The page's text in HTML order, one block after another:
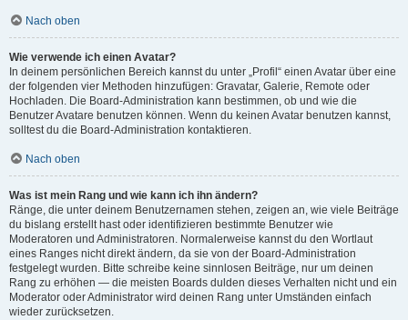
Nach oben
Wie verwende ich einen Avatar?
In deinem persönlichen Bereich kannst du unter „Profil“ einen Avatar über eine
der folgenden vier Methoden hinzufügen: Gravatar, Galerie, Remote oder
Hochladen. Die Board-Administration kann bestimmen, ob und wie die
Benutzer Avatare benutzen können. Wenn du keinen Avatar benutzen kannst,
solltest du die Board-Administration kontaktieren.
Nach oben
Was ist mein Rang und wie kann ich ihn ändern?
Ränge, die unter deinem Benutzernamen stehen, zeigen an, wie viele Beiträge
du bislang erstellt hast oder identifizieren bestimmte Benutzer wie
Moderatoren und Administratoren. Normalerweise kannst du den Wortlaut
eines Ranges nicht direkt ändern, da sie von der Board-Administration
festgelegt wurden. Bitte schreibe keine sinnlosen Beiträge, nur um deinen
Rang zu erhöhen — die meisten Boards dulden dieses Verhalten nicht und ein
Moderator oder Administrator wird deinen Rang unter Umständen einfach
wieder zurücksetzen.